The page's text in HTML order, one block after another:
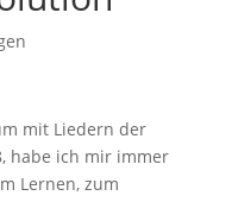
mit Liedern der
habe ich mir immer
Lernen, zum